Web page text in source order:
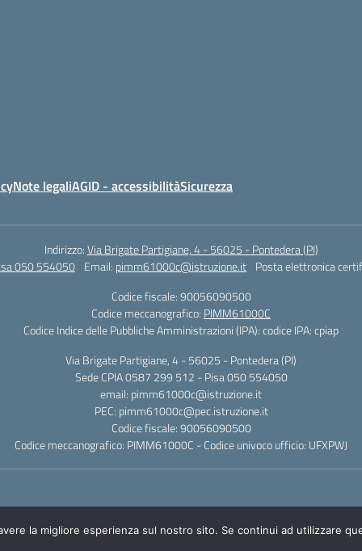
Note legaliAGID - accessibilitàSicurezza
Indirizzo:Via Brigate Partigiane, 4 - 56025 - Pontedera (PI)
050 554050 Email: pimm61000c@istruzione.it Posta elettronica
Codice fiscale: 90056090500
Codice meccanografico: PIMM61000C
Codice Indice delle Pubbliche Amministrazioni (IPA): codice IPA: cpiap
Via Brigate Partigiane, 4 - 56025 - Pontedera (PI)
Sede CPIA 0587 299 512 - Pisa 050 554050
email: pimm61000c@istruzione.it
PEC: pimm61000c@pec.istruzione.it
Codice fiscale: 90056090500
Codice meccanografico: PIMM61000C - Codice univoco ufficio: UFXPWJ
la migliore esperienza sul nostro sito. Se continui ad utilizzare